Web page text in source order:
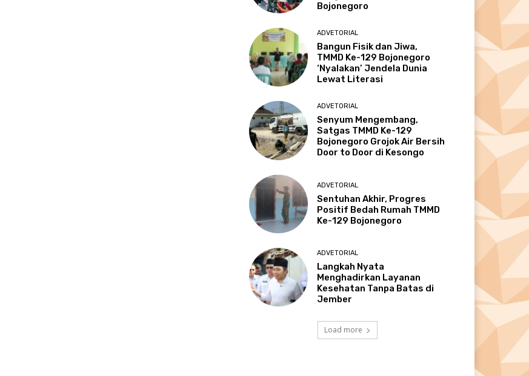
Bojonegoro
ADVETORIAL
Bangun Fisik dan Jiwa,
TMMD Ke-129 Bojonegoro
‘Nyalakan’ Jendela Dunia
Lewat Literasi
ADVETORIAL
Senyum Mengembang,
Satgas TMMD Ke-129
Bojonegoro Grojok Air Bersih
Door to Door di Kesongo
ADVETORIAL
Sentuhan Akhir, Progres
Positif Bedah Rumah TMMD
Ke-129 Bojonegoro
ADVETORIAL
Langkah Nyata
Menghadirkan Layanan
Kesehatan Tanpa Batas di
Jember
Load more